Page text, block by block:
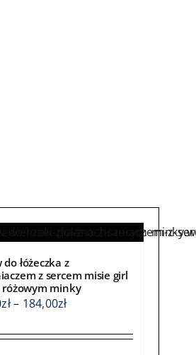
łóżeczka z
z sercem misie girl
różowym minky
zł– 184,00złZakres
od